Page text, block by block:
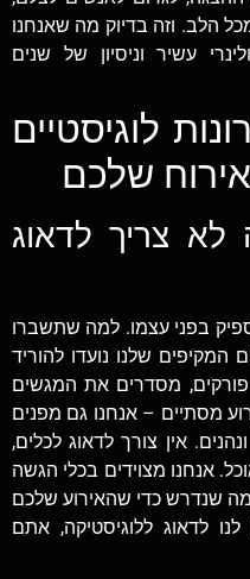
הלב. וזה בדיוק מה שאנחנו
עשיר וניסיון של שנים
לחיך: 5 יתרונות לוגיסטיים
שלכם
לא צריך לדאוג
בפני עצמו. למה שתשברו
שלנו נועדו להוריד
מסדרים את המגשים
מסתיים – אנחנו גם מפנים
אין צורך לדאוג לכלים,
אנחנו מצוידים בכלי הגשה
מה שנדרש כדי שהאירוע שלכם
לדאוג ללוגיסטיקה, אתם